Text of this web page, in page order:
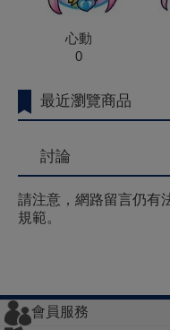
心動
0
最近瀏覽商品
討論
請注意，網路留言仍有
規範。
會員服務